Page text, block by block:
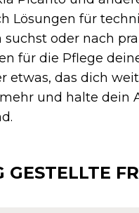
Lösungen für
suchst oder nach
für die Pflege
etwas, das dich
und halte dein
GESTELLTE